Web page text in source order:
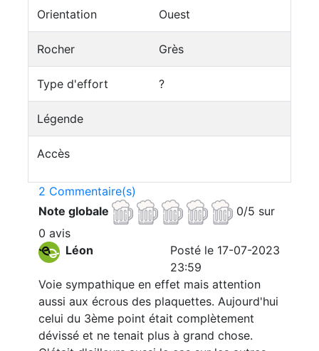
Orientation Ouest
Rocher Grès
Type d'effort ?
Légende
Accès
2 Commentaire(s)
Note globale
0/5 sur
0 avis
Léon
Posté le 17-07-2023
23:59
Voie sympathique en effet mais attention
aussi aux écrous des plaquettes. Aujourd'hui
celui du 3ème point était complètement
dévissé et ne tenait plus à grand chose.